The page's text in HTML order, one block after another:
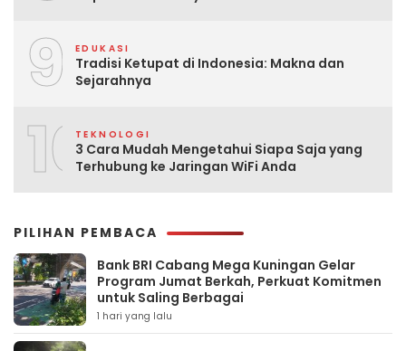
9 EDUKASI
Tradisi Ketupat di Indonesia: Makna dan
Sejarahnya
10TEKNOLOGI
3 Cara Mudah Mengetahui Siapa Saja yang
Terhubung ke Jaringan WiFi Anda
PILIHAN PEMBACA
Bank BRI Cabang Mega Kuningan Gelar
Program Jumat Berkah, Perkuat Komitmen
untuk Saling Berbagai
1 hari yang lalu